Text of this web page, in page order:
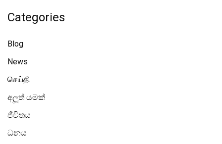
Categories
Blog
News
செய்தி
අලූත් යමක්
ජීවිතය
ධනය